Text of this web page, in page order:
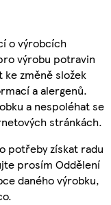
o výrobcích
výrobu potravin
ke změně složek
a alergenů.
a nespoléhat se
stránkách.
potřeby získat radu
prosím Oddělení
daného výrobku,